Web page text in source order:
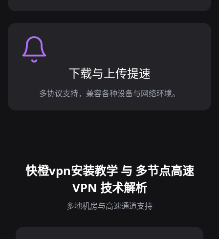
下载与上传提速
多协议支持，兼容各种设备与网络环境。
快橙vpn安装教学 与 多节点高速
VPN 技术解析
多地机房与高速通道支持